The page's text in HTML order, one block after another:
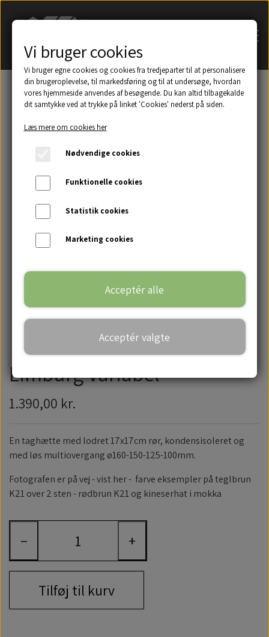
Søg på navn af tagsten
Et udsnit af eksempler på taghætter mm.
Galleri
Handelsbetingelser
Limburg Variabel
1.390,00 kr.
En taghætte med lodret 17x17cm rør, kondensisoleret og
med løs multiovergang ø160-150-125-100mm.
Fotografen er på vej - vist her - farve eksempler på teglbrun
K21 over 2 sten - rødbrun K21 og kineserhat i mokka
− +
Tilføj til kurv
Vi bruger cookies
Vi bruger egne cookies og cookies fra tredjeparter til at personalisere
din brugeroplevelse, til markedsføring og til at undersøge, hvordan
vores hjemmeside anvendes af besøgende. Du kan altid tilbagekalde
dit samtykke ved at trykke på linket 'Cookies' nederst på siden.
Læs mere om cookies her
Nødvendige cookies
Funktionelle cookies
Statistik cookies
Marketing cookies
Acceptér alle
Acceptér valgte